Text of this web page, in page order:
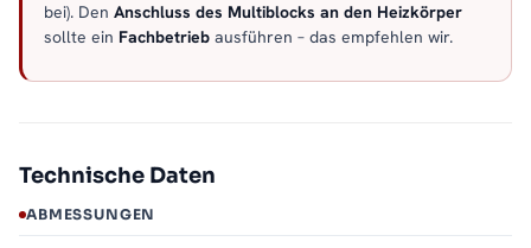
bei). Den Anschluss des Multiblocks an den Heizkörper
sollte ein Fachbetrieb ausführen – das empfehlen wir.
Technische Daten
ABMESSUNGEN